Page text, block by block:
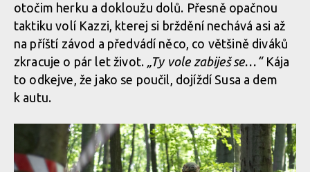
otočim herku a dokloužu dolů. Přesně opačnou
taktiku volí Kazzi, kterej si brždění nechává asi až
na příští závod a předvádí něco, co většině diváků
zkracuje o pár let život. „Ty vole zabiješ se…“Kája
to odkejve, že jako se poučil, dojíždí Susa a dem
k autu.